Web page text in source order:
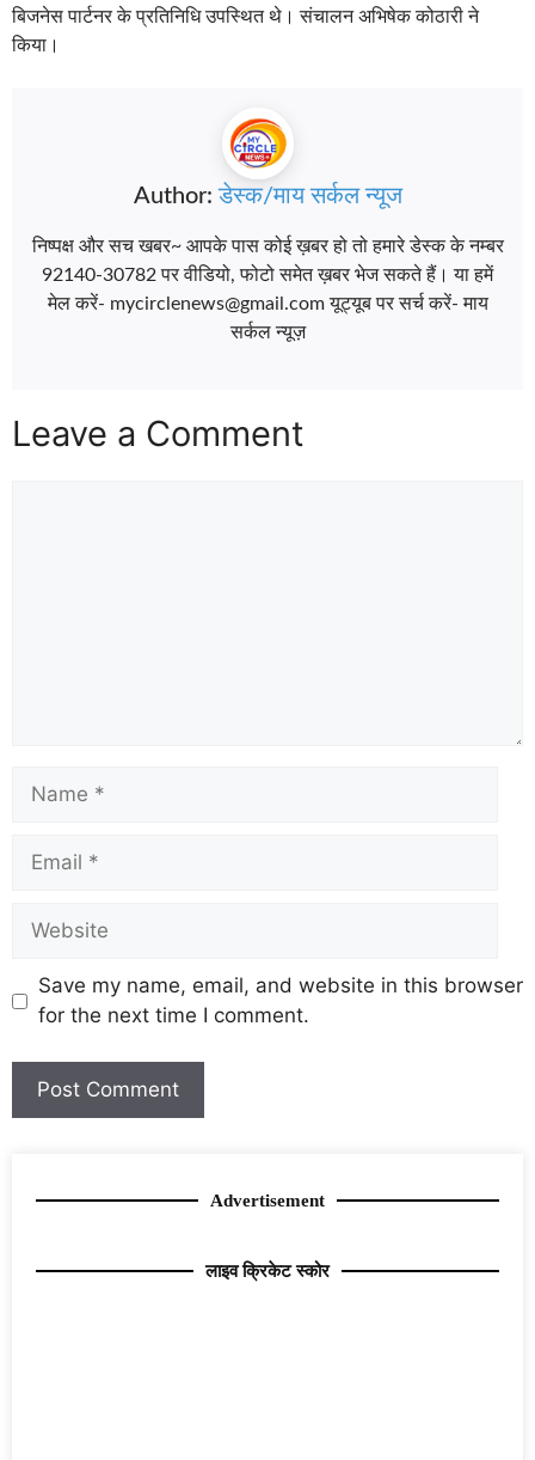
बिजनेस पार्टनर के प्रतिनिधि उपस्थित थे। संचालन अभिषेक कोठारी ने
किया।
Author:डेस्क/माय सर्कल न्यूज
निष्पक्ष और सच खबर~ आपके पास कोई ख़बर हो तो हमारे डेस्क के नम्बर
92140-30782 पर वीडियो, फोटो समेत ख़बर भेज सकते हैं। या हमें
मेल करें- mycirclenews@gmail.com यूट्यूब पर सर्च करें- माय
सर्कल न्यूज़
Leave a Comment
Save my name, email, and website in this browser
for the next time I comment.
Advertisement
लाइव क्रिकेट स्कोर